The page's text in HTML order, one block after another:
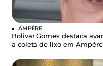
AMPÉRE
Bolivar Gomes destaca
a coleta de lixo em Ampére